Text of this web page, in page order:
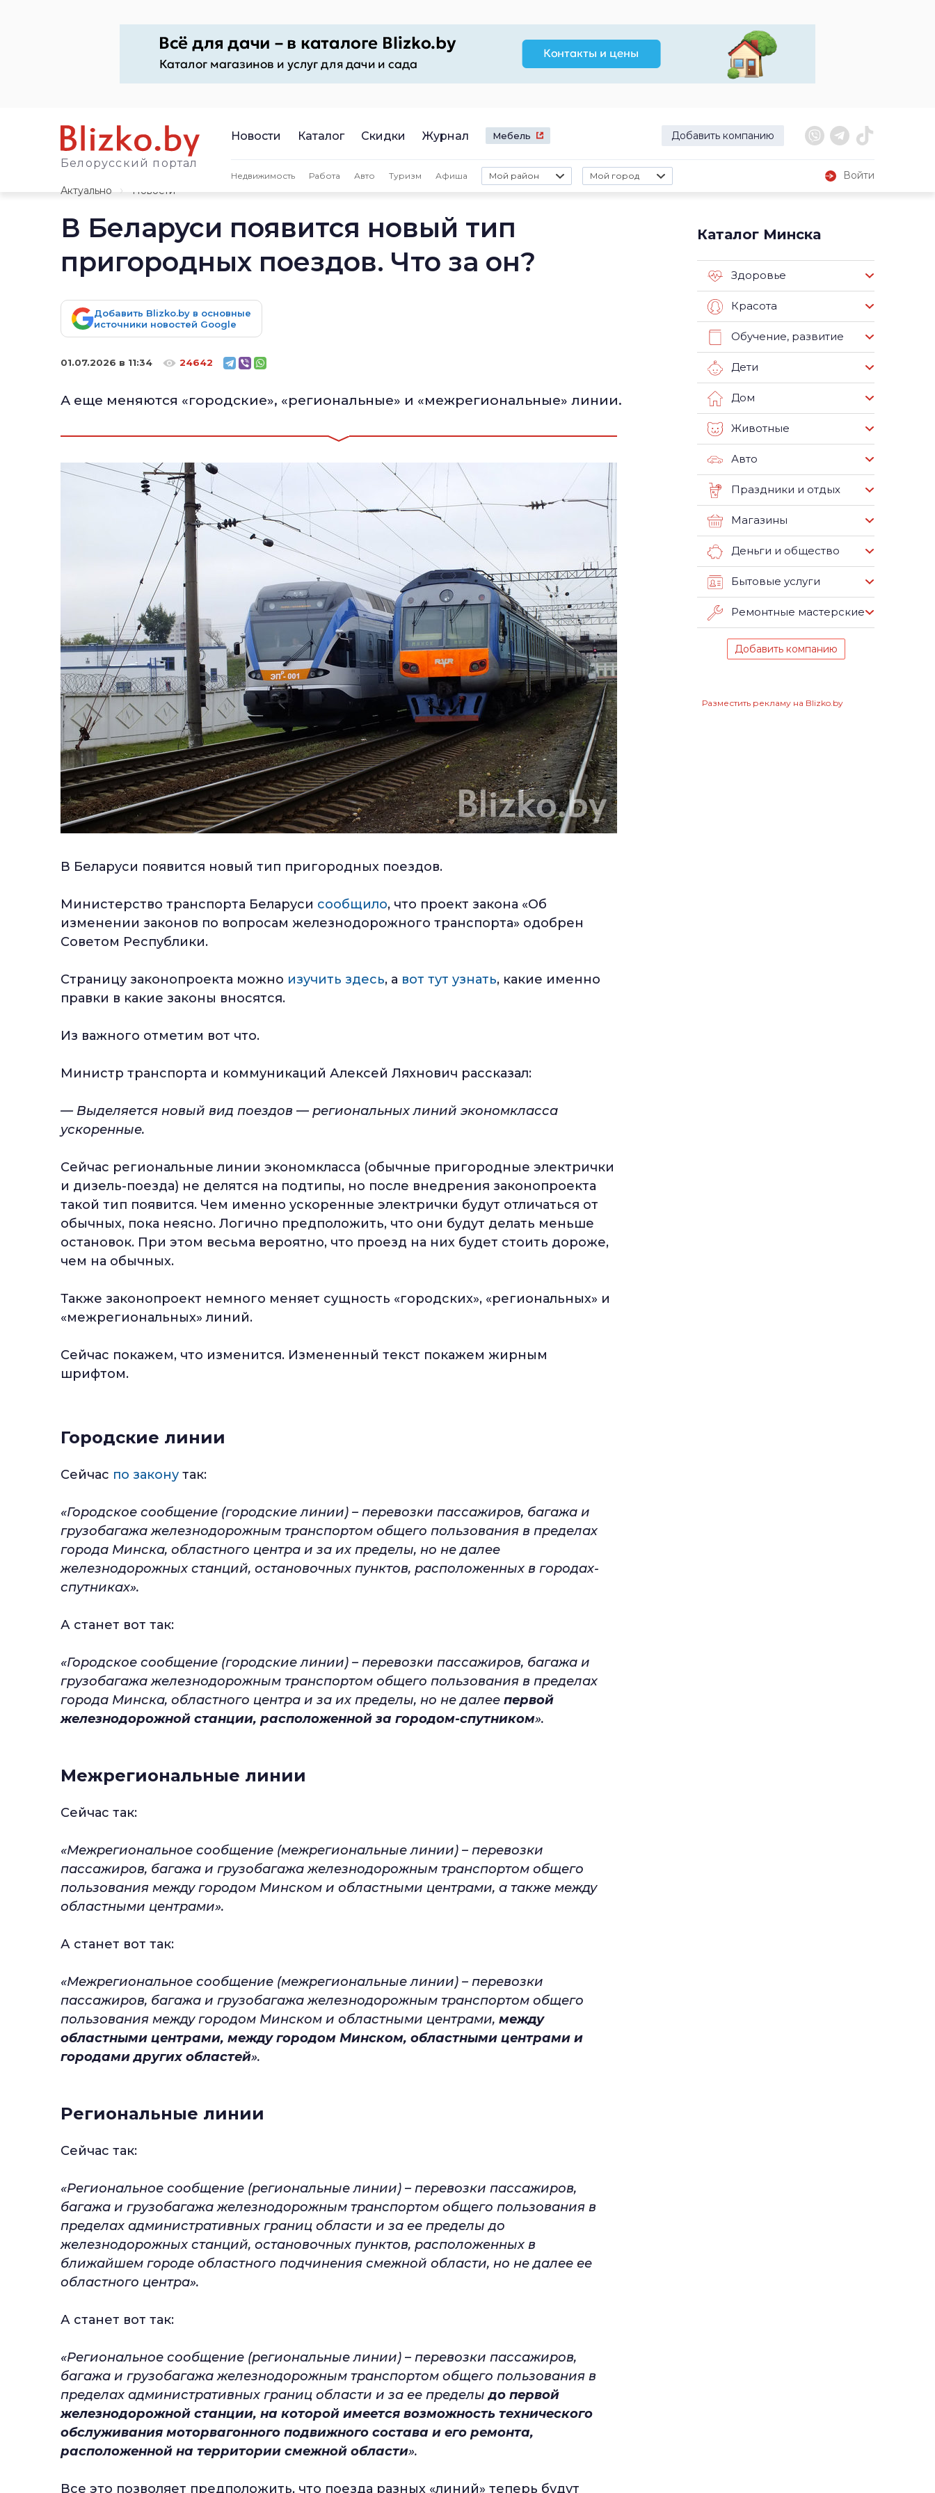
Белорусский портал
Новости Каталог Скидки Журнал Мебель Добавить компанию
Недвижимость Работа Авто Туризм Афиша Мой район Мой город
Войти
Актуально
Новости
В Беларуси появится новый тип
пригородных поездов. Что за он?
Добавить Blizko.by в основные
источники новостей Google
01.07.2026 в 11:34 24642
А еще меняются «городские», «региональные» и «межрегиональные» линии.
В Беларуси появится новый тип пригородных поездов.
Министерство транспорта Беларуси сообщило, что проект закона «Об
изменении законов по вопросам железнодорожного транспорта» одобрен
Советом Республики.
Страницу законопроекта можно изучить здесь, а вот тут узнать, какие именно
правки в какие законы вносятся.
Из важного отметим вот что.
Министр транспорта и коммуникаций Алексей Ляхнович рассказал:
— Выделяется новый вид поездов — региональных линий экономкласса
ускоренные.
Сейчас региональные линии экономкласса (обычные пригородные электрички
и дизель-поезда) не делятся на подтипы, но после внедрения законопроекта
такой тип появится. Чем именно ускоренные электрички будут отличаться от
обычных, пока неясно. Логично предположить, что они будут делать меньше
остановок. При этом весьма вероятно, что проезд на них будет стоить дороже,
чем на обычных.
Также законопроект немного меняет сущность «городских», «региональных» и
«межрегиональных» линий.
Сейчас покажем, что изменится. Измененный текст покажем жирным
шрифтом.
Городские линии
Сейчас по закону так:
«Городское сообщение (городские линии) – перевозки пассажиров, багажа и
грузобагажа железнодорожным транспортом общего пользования в пределах
города Минска, областного центра и за их пределы, но не далее
железнодорожных станций, остановочных пунктов, расположенных в городах-
спутниках».
А станет вот так:
«Городское сообщение (городские линии) – перевозки пассажиров, багажа и
грузобагажа железнодорожным транспортом общего пользования в пределах
города Минска, областного центра и за их пределы, но не далее первой
железнодорожной станции, расположенной за городом-спутником».
Межрегиональные линии
Сейчас так:
«Межрегиональное сообщение (межрегиональные линии) – перевозки
пассажиров, багажа и грузобагажа железнодорожным транспортом общего
пользования между городом Минском и областными центрами, а также между
областными центрами».
А станет вот так:
«Межрегиональное сообщение (межрегиональные линии) – перевозки
пассажиров, багажа и грузобагажа железнодорожным транспортом общего
пользования между городом Минском и областными центрами, между
областными центрами, между городом Минском, областными центрами и
городами других областей».
Региональные линии
Сейчас так:
«Региональное сообщение (региональные линии) – перевозки пассажиров,
багажа и грузобагажа железнодорожным транспортом общего пользования в
пределах административных границ области и за ее пределы до
железнодорожных станций, остановочных пунктов, расположенных в
ближайшем городе областного подчинения смежной области, но не далее ее
областного центра».
А станет вот так:
«Региональное сообщение (региональные линии) – перевозки пассажиров,
багажа и грузобагажа железнодорожным транспортом общего пользования в
пределах административных границ области и за ее пределыдо первой
железнодорожной станции, на которой имеется возможность технического
обслуживания моторвагонного подвижного состава и его ремонта,
расположенной на территории смежной области».
Все это позволяет предположить, что поезда разных «линий» теперь будут
Каталог Минска
Здоровье
Красота
Обучение, развитие
Дети
Дом
Животные
Авто
Праздники и отдых
Магазины
Деньги и общество
Бытовые услуги
Ремонтные мастерские
Добавить компанию
Разместить рекламу на Blizko.by